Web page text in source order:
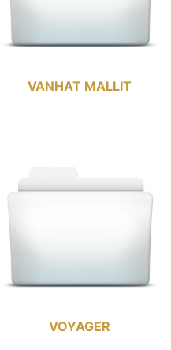
VANHAT MALLIT
VOYAGER